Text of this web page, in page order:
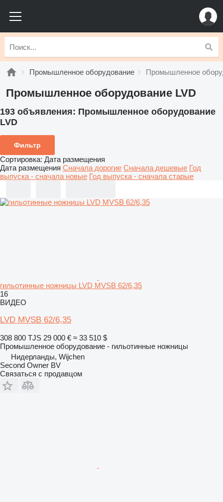
Промышленное оборудование Промышленное
Промышленное оборудование LVD
193 объявления: Промышленное оборудование
LVD
Фильтр
Сортировка: Дата размещения
Дата размещения Сначала дорогие Сначала дешевые Год
выпуска - сначала новые Год выпуска - сначала старые
гильотинные ножницы LVD MVSB 62/6,35
16
ВИДЕО
LVD MVSB 62/6,35
308 800 TJS 29 000 € ≈ 33 510 $
Промышленное оборудование - гильотинные ножницы
Нидерланды, Wijchen
Second Owner BV
Связаться с продавцом